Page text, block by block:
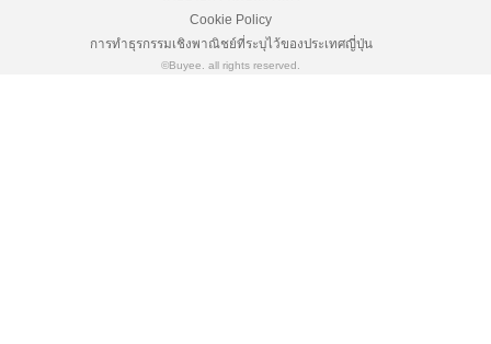
Cookie Policy
การทำธุรกรรมเชิงพาณิชย์ที่ระบุไว้ของประเทศญี่ปุ่น
©Buyee. all rights reserved.